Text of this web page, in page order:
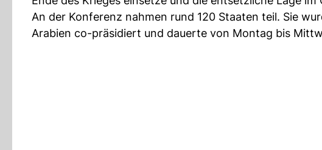
An der Konferenz nahmen rund 120 Staaten teil. Sie
Arabien co-präsidiert und dauerte von Montag bis